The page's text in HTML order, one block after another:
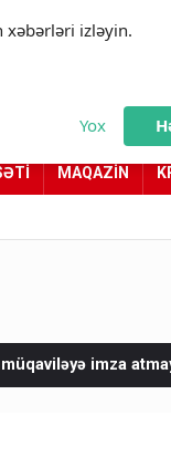
xəbərləri izləyin.
Yox
(012) 449 94 05
MAQAZİN
Netanyahu: